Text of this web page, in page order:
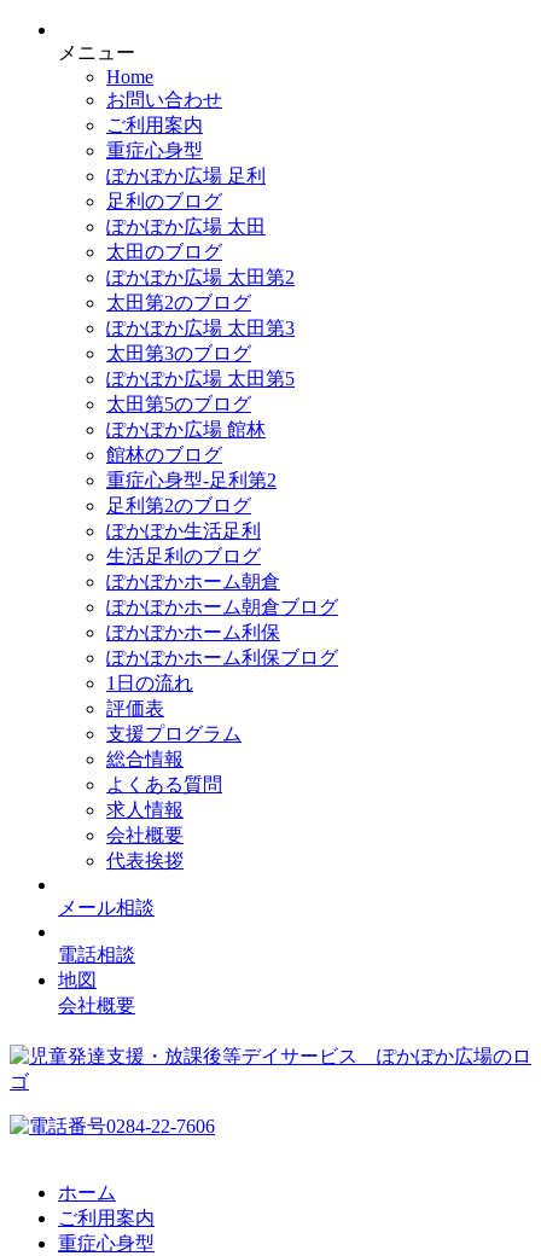
メニュー
Home
お問い合わせ
ご利用案内
重症心身型
ぽかぽか広場 足利
足利のブログ
ぽかぽか広場 太田
太田のブログ
ぽかぽか広場 太田第2
太田第2のブログ
ぽかぽか広場 太田第3
太田第3のブログ
ぽかぽか広場 太田第5
太田第5のブログ
ぽかぽか広場 館林
館林のブログ
重症心身型-足利第2
足利第2のブログ
ぽかぽか生活足利
生活足利のブログ
ぽかぽかホーム朝倉
ぽかぽかホーム朝倉ブログ
ぽかぽかホーム利保
ぽかぽかホーム利保ブログ
1日の流れ
評価表
支援プログラム
総合情報
よくある質問
求人情報
会社概要
代表挨拶
メール相談
電話相談
地図
会社概要
ホーム
ご利用案内
重症心身型